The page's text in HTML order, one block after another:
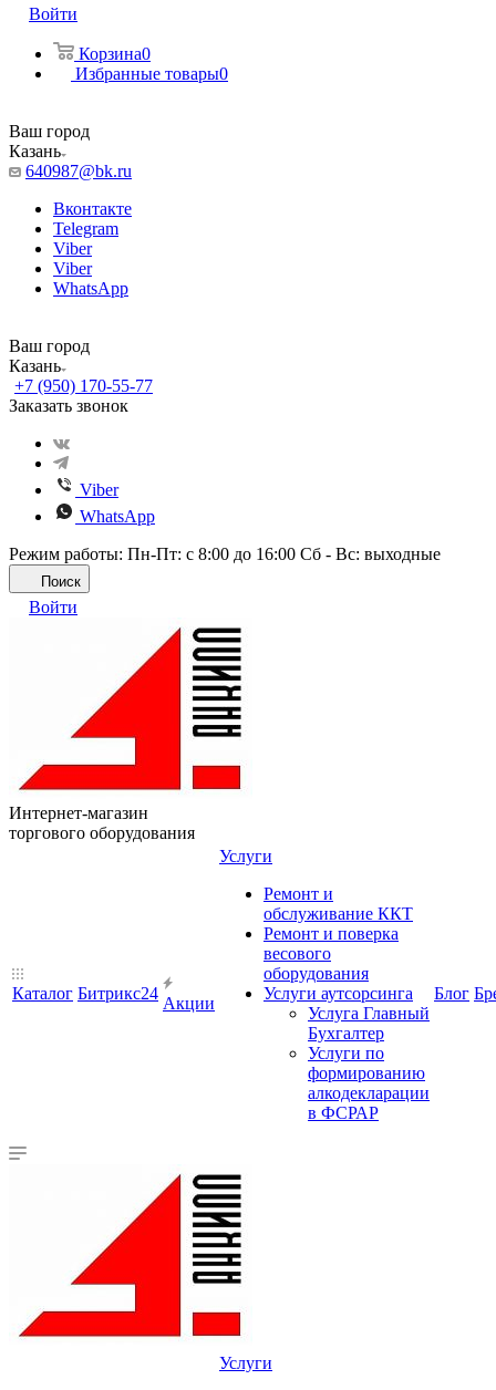
Войти
Корзина0
Избранные товары0
Ваш город
Казань
640987@bk.ru
Вконтакте
Telegram
Viber
Viber
WhatsApp
Ваш город
Казань
+7 (950) 170-55-77
Заказать звонок
Viber
WhatsApp
Режим работы: Пн-Пт: с 8:00 до 16:00 Сб - Вс: выходные
Поиск
Войти
Интернет-магазин
торгового оборудования
Каталог Битрикс24
Акции
Услуги
Ремонт и
обслуживание ККТ
Ремонт и поверка
весового
оборудования
Услуги аутсорсинга
Услуга Главный
Бухгалтер
Услуги по
формированию
алкодекларации
в ФСРАР
Блог
Услуги